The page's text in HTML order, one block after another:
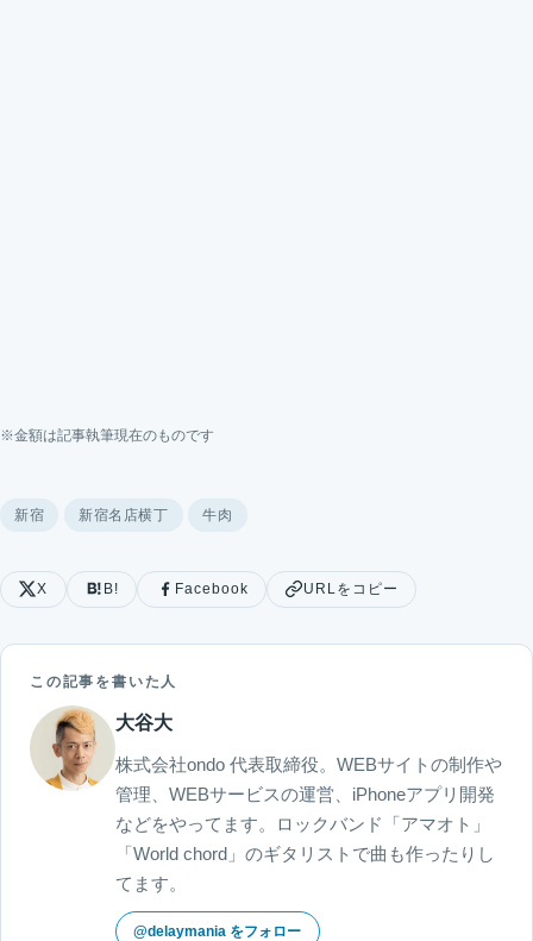
※金額は記事執筆現在のものです
新宿 新宿名店横丁 牛肉
X B! Facebook URLをコピー
この記事を書いた人
大谷大
株式会社ondo 代表取締役。WEBサイトの制作や
管理、WEBサービスの運営、iPhoneアプリ開発
などをやってます。ロックバンド「アマオト」
「World chord」のギタリストで曲も作ったりし
てます。
@delaymania をフォロー